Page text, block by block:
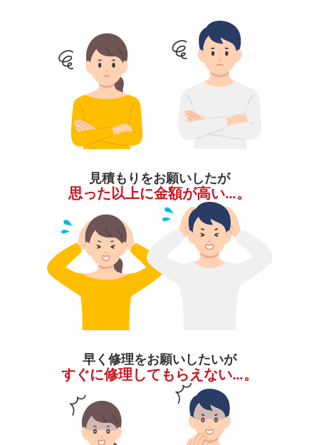
見積もりをお願いしたが
思った以上に金額が高い…。
早く修理をお願いしたいが
すぐに修理してもらえない…。